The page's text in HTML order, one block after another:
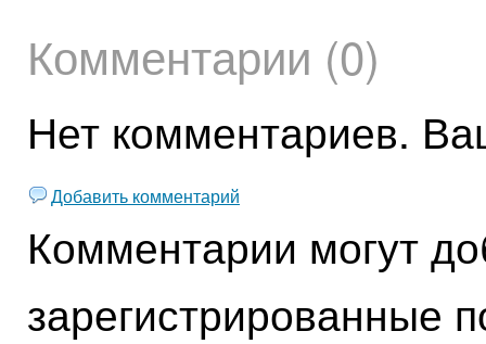
Комментарии (0)
Нет комментариев.
Добавить комментарий
Комментарии могут
зарегистрированные